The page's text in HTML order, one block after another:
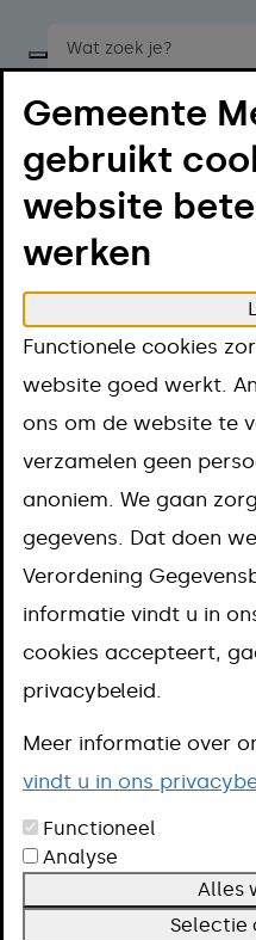
Start een
Menu
Home Regelen
Zorg,
Voorzieningen en zorg
Hulp en advies bij
Hulp en
Soms lopen
relatie zo op, dat
thuissituatie
voor wie er
Gemeente
gebruikt
website
werken
Functionele cookies
website goed werkt.
ons om de website te
verzamelen geen
anoniem. We gaan
gegevens. Dat doen
Verordening
informatie vindt u in
cookies accepteert,
privacybeleid.
Meer informatie over
vindt u in ons
Functioneel
Analyse
Alles
Selectie